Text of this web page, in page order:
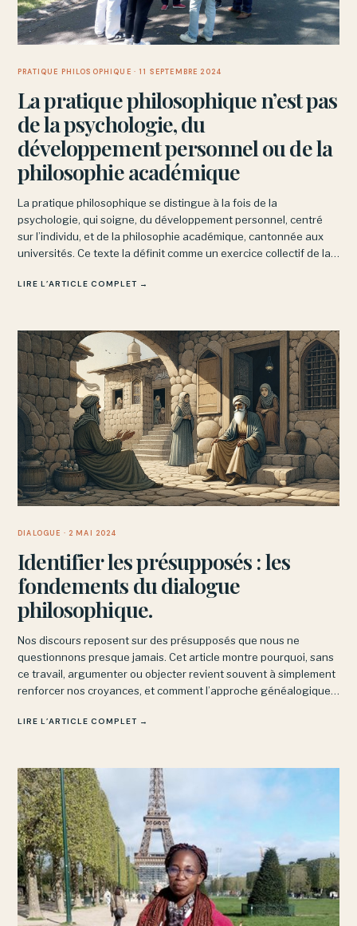
PRATIQUE PHILOSOPHIQUE · 11 SEPTEMBRE 2024
La pratique philosophique n’est pas
de la psychologie, du
développement personnel ou de la
philosophie académique
La pratique philosophique se distingue à la fois de la
psychologie, qui soigne, du développement personnel, centré
sur l’individu, et de la philosophie académique, cantonnée aux
universités. Ce texte la définit comme un exercice collectif de la
LIRE L’ARTICLE COMPLET →
DIALOGUE · 2 MAI 2024
Identifier les présupposés : les
fondements du dialogue
philosophique.
Nos discours reposent sur des présupposés que nous ne
questionnons presque jamais. Cet article montre pourquoi, sans
ce travail, argumenter ou objecter revient souvent à simplement
renforcer nos croyances, et comment l’approche généalogique
LIRE L’ARTICLE COMPLET →